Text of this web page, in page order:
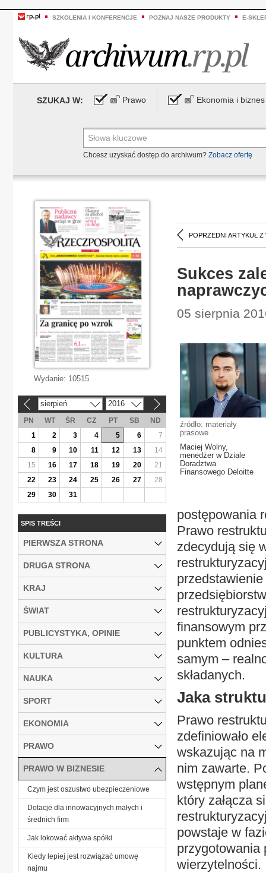
SZKOLENIA I KONFERENCJE POZNAJ NASZE PRODUKTY E-
SZUKAJ W: Prawo Ekonomia i biznes
Chcesz uzyskać dostęp do archiwum? Zobacz ofertę
POPRZEDNI ARTYKUŁ Z
Sukces
05 sierpnia
źródło: materiały
prasowe
Maciej Wolny,
menedżer w Dziale
Doradztwa
Finansowego Deloitte
postępowania
Prawo
zdecydują się
finansowym
punktem
samym –
składanych.
Jaka
Prawo
zdefiniowało
wskazując na
nim zawarte.
wstępnym
który załącza
powstaje w
przygotowania
wierzytelności.
Wydanie: 10515
sierpień 2016
PN WT ŚR CZ PT SB
ND
1
2 3 4 5 6
7
8
9 10 11 12 13
14
15
16 17 18 19 20
21
22
23 24 25 26 27
28
29
30 31
SPIS TREŚCI
PIERWSZA STRONA
DRUGA STRONA
KRAJ
ŚWIAT
PUBLICYSTYKA, OPINIE
KULTURA
NAUKA
SPORT
EKONOMIA
PRAWO
PRAWO W BIZNESIE
Czym jest oszustwo ubezpieczeniowe
Dotacje dla innowacyjnych małych i
średnich firm
Jak lokować aktywa spółki
Kiedy lepiej jest rozwiązać umowę
najmu